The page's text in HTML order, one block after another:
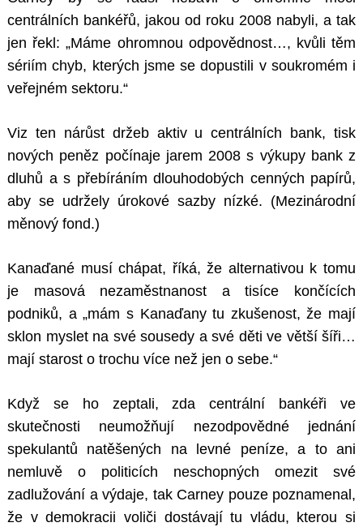
centrálních bankéřů, jakou od roku 2008 nabyli, a tak
jen řekl: „Máme ohromnou odpovědnost…, kvůli těm
sériím chyb, kterých jsme se dopustili v soukromém i
veřejném sektoru.“
Viz ten nárůst držeb aktiv u centrálních bank, tisk
nových peněz počínaje jarem 2008 s výkupy bank z
dluhů a s přebíráním dlouhodobých cenných papírů,
aby se udržely úrokové sazby nízké. (Mezinárodní
měnový fond.)
Kanaďané musí chápat, říká, že alternativou k tomu
je masová nezaměstnanost a tisíce končících
podniků, a „mám s Kanaďany tu zkušenost, že mají
sklon myslet na své sousedy a své děti ve větší šíři…
mají starost o trochu více než jen o sebe.“
Když se ho zeptali, zda centrální bankéři ve
skutečnosti neumožňují nezodpovědné jednání
spekulantů natěšených na levné peníze, a to ani
nemluvě o politicích neschopných omezit své
zadlužování a výdaje, tak Carney pouze poznamenal,
že v demokracii voliči dostávají tu vládu, kterou si